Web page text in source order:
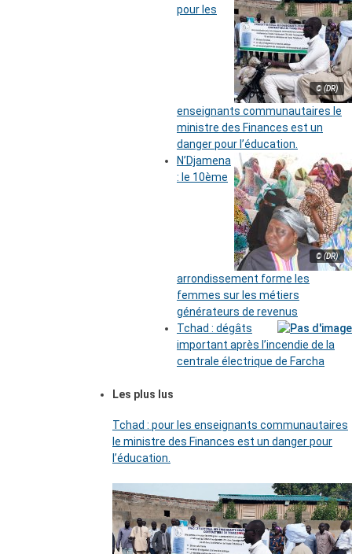
© (DR)
pour les
enseignants communautaires le
ministre des Finances est un
danger pour l’éducation.
© (DR)
N’Djamena
: le 10ème
arrondissement forme les
femmes sur les métiers
générateurs de revenus
Tchad : dégâts
important après l’incendie de la
centrale électrique de Farcha
Les plus lus
Tchad : pour les enseignants communautaires
le ministre des Finances est un danger pour
l’éducation.